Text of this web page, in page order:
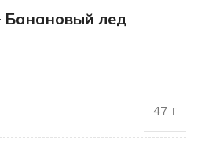
Банановый лед
47 г